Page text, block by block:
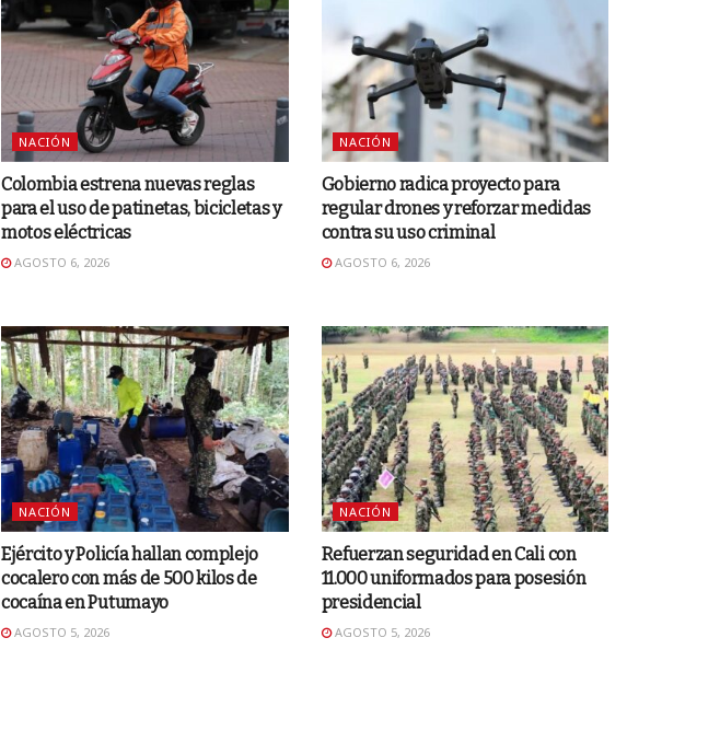
NACIÓN
Colombia estrena nuevas reglas
para el uso de patinetas, bicicletas y
motos eléctricas
AGOSTO 6, 2026
NACIÓN
Gobierno radica proyecto para
regular drones y reforzar medidas
contra su uso criminal
AGOSTO 6, 2026
NACIÓN
Ejército y Policía hallan complejo
cocalero con más de 500 kilos de
cocaína en Putumayo
AGOSTO 5, 2026
NACIÓN
Refuerzan seguridad en Cali con
11.000 uniformados para posesión
presidencial
AGOSTO 5, 2026